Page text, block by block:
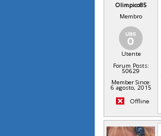
Olimpico85
Membro
Utente
Forum Posts:
50629
Member Since:
6 agosto, 2015
Offline